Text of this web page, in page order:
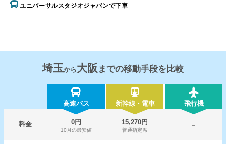
ユニバーサルスタジオジャパンで下車
埼玉から大阪 までの移動手段を比較
高速バス 新幹線・電車 飛行機
料金 0円
10月の最安値
15,270円
普通指定席
－